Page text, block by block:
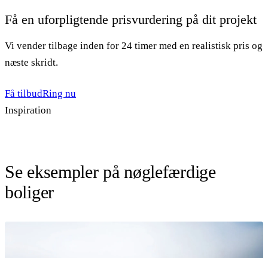
Få en uforpligtende prisvurdering på dit projekt
Vi vender tilbage inden for 24 timer med en realistisk pris og
næste skridt.
Få tilbudRing nu
Inspiration
Se eksempler på nøglefærdige
boliger